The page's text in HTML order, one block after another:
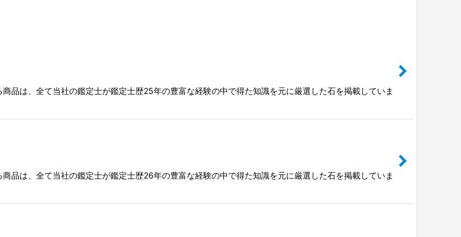
絞り込む
は、全て当社の鑑定士が鑑定士歴25年の豊富な経験の中で得た知識を元に厳選した石を掲載していま
は、全て当社の鑑定士が鑑定士歴26年の豊富な経験の中で得た知識を元に厳選した石を掲載していま